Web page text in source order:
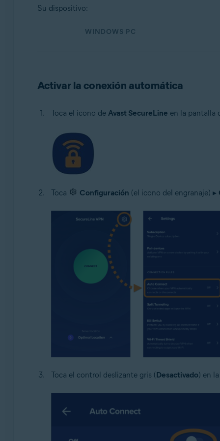
Sistemas operativos:
Su dispositivo:
WINDOWS PC
Activar la conexión automática
Toca el icono de Avast SecureLine en la pantalla
Toca Configuración (el icono del engranaje) ▸
Toca el control deslizante gris (Desactivado) en